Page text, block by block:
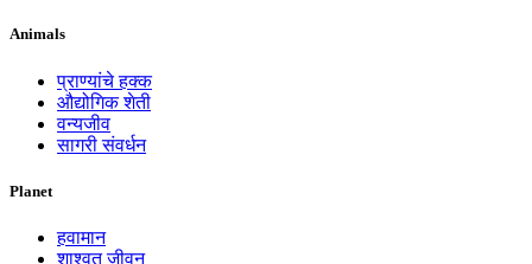
Animals
प्राण्यांचे हक्क
औद्योगिक शेती
वन्यजीव
सागरी संवर्धन
Planet
हवामान
शाश्वत जीवन